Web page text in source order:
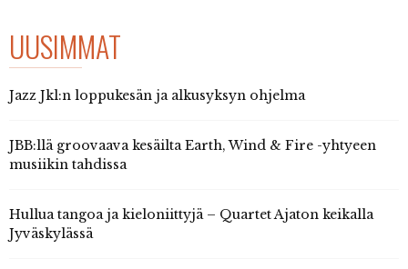
UUSIMMAT
Jazz Jkl:n loppukesän ja alkusyksyn ohjelma
JBB:llä groovaava kesäilta Earth, Wind & Fire -yhtyeen
musiikin tahdissa
Hullua tangoa ja kieloniittyjä – Quartet Ajaton keikalla
Jyväskylässä